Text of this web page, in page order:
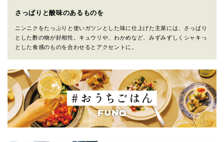
さっぱりと酸味のあるものを
ニンニクをたっぷりと使いガツンとした味に仕上げた主菜には、さっぱり
とした酢の物が好相性。キュウリや、わかめなど、みずみずしくシャキっ
とした食感のものを合わせるとアクセントに。